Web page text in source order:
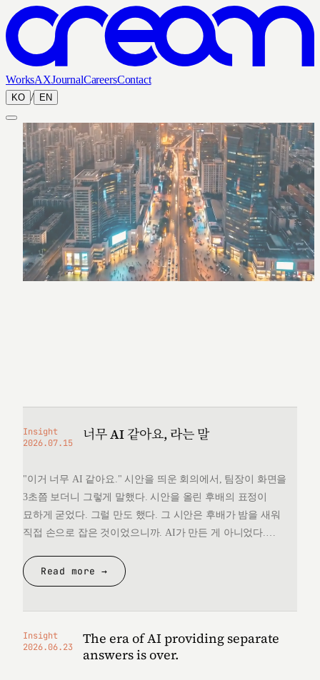
WorksAXJournalCareersContact
KO / EN
Insight
2026.07.15
너무 AI 같아요, 라는 말
"이거 너무 AI 같아요." 시안을 띄운 회의에서, 팀장이 화면을
3초쯤 보더니 그렇게 말했다. 시안을 올린 후배의 표정이
묘하게 굳었다. 그럴 만도 했다. 그 시안은 후배가 밤을 새워
직접 손으로 잡은 것이었으니까. AI가 만든 게 아니었다.
것을 변호할 언어를 끝내 찾지 못했다. 돌아오는 길에
생각했다. 대체 "AI 같다"는…
Read more →
Insight
2026.06.23
The era of AI providing separate
answers is over.